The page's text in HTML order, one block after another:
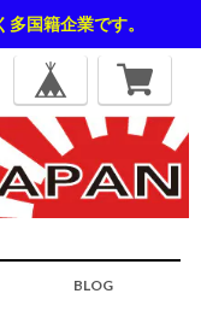
国籍企業です。
BLOG